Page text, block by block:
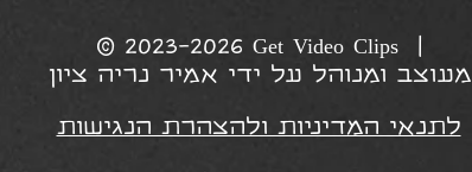
© 2023-2026 Get Video Clips |
מעוצב ומנוהל על ידי אמיר נריה ציון
לתנאי המדיניות ולהצהרת הנגישות